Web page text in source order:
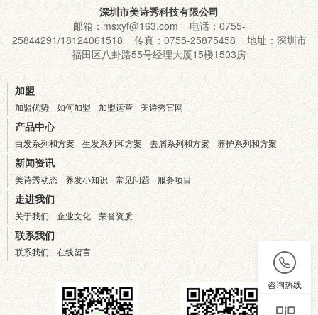
深圳市美诗秀科技有限公司
邮箱：msxyf@163.com 电话：0755-
25844291/18124061518 传真：0755-25875458 地址：深圳市
福田区八卦路55号经理大厦15楼1503房
加盟
加盟优势 如何加盟 加盟运营 美诗秀官网
产品中心
白发系列和方案 生发系列和方案 去屑系列和方案 养护系列和方案
新闻资讯
美诗秀动态 养发小知识 常见问题 服务项目
走进我们
关于我们 企业文化 荣誉资质
联系我们
联系我们 在线留言
咨询热线